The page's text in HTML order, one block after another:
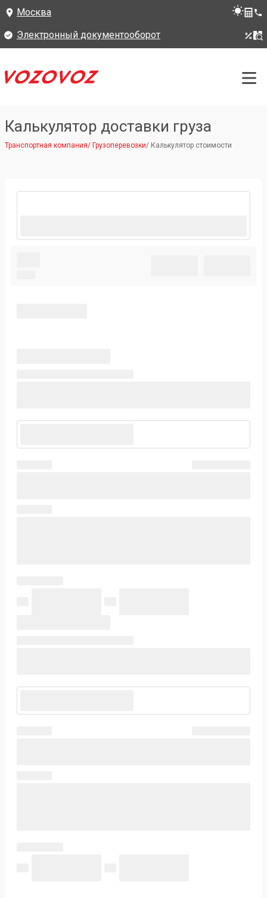
Москва
Электронный документооборот
Калькулятор доставки груза
Транспортная компания/ Грузоперевозки/ Калькулятор стоимости